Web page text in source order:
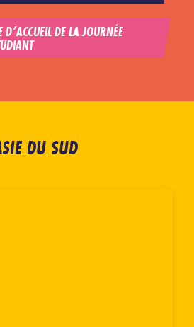
DE LA JOURNÉE
DU SUD